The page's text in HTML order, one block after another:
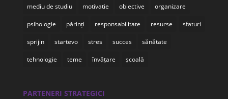
mediu de studiu motivatie obiective organizare
psihologie părinți responsabilitate resurse sfaturi
sprijin startevo stres succes sănătate
tehnologie teme învățare școală
PARTENERI STRATEGICI